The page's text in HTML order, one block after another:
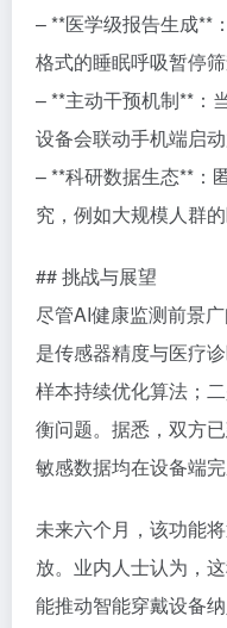
– **医学级报告生成**
格式的睡眠呼吸暂停筛
– **主动干预机制**：
设备会联动手机端启
– **科研数据生态**：
究，例如大规模人群
## 挑战与展望
尽管AI健康监测前景
是传感器精度与医疗
样本持续优化算法；
衡问题。据悉，双方
敏感数据均在设备端完
未来六个月，该功能
放。业内人士认为，
能推动智能穿戴设备